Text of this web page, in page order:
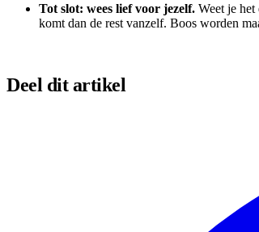
Tot slot: wees lief voor jezelf. Weet je het
komt dan de rest vanzelf. Boos worden
Deel dit artikel